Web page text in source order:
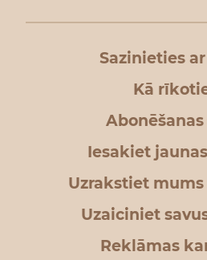
Sazinieties
Kā
Abonēšanas
Iesakiet
Uzrakstiet
Uzaiciniet
Reklāmas